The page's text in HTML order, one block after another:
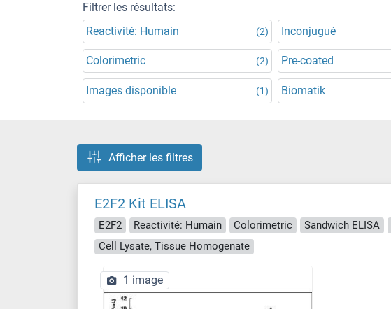
Filtrer les résultats:
Reactivité: Humain
(2) Inconjugué
Colorimetric (2) Pre-coated
Images disponible (1) Biomatik
Afficher les filtres
E2F2 Kit ELISA
E2F2 Reactivité: Humain Colorimetric Sandwich ELISA
Cell Lysate, Tissue Homogenate
1 image